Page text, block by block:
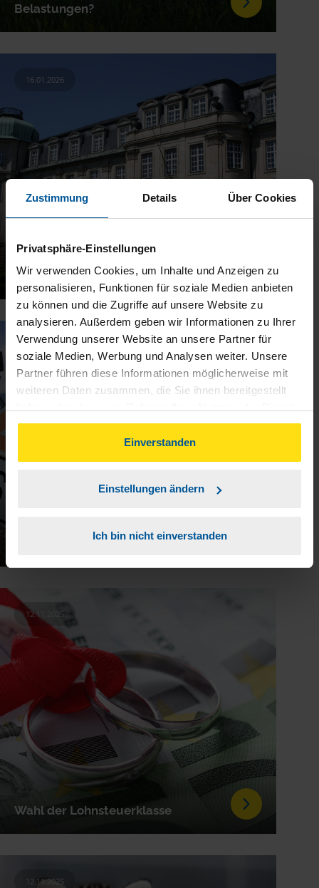
Zustimmung Details Über Cookies
Privatsphäre-Einstellungen
Wir verwenden Cookies, um Inhalte und Anzeigen zu
personalisieren, Funktionen für soziale Medien anbieten
zu können und die Zugriffe auf unsere Website zu
analysieren. Außerdem geben wir Informationen zu Ihrer
Verwendung unserer Website an unsere Partner für
soziale Medien, Werbung und Analysen weiter. Unsere
Partner führen diese Informationen möglicherweise mit
weiteren Daten zusammen, die Sie ihnen bereitgestellt
gesammelt haben. Indem Sie auf Einverstanden klicken,
können Sie der Verwendung von Cookies, gemäß
unserer
Einverstanden
Einstellungen ändern
Ich bin nicht einverstanden
Belastungen?
Was macht der Bundesfinanzhof?
16.01.2026
Ist Streikgeld steuerfrei?
Wahl der Lohnsteuer­klasse
12.11.2025
12.11.2025